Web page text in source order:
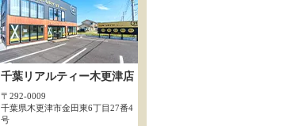
千葉リアルティー木更津店
〒292-0009
千葉県木更津市金田東6丁目27番4
号